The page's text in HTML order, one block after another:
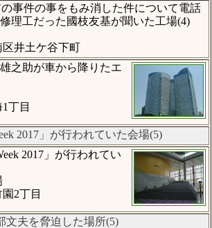
事件の事をもみ消した件について電話
理工だった國枝友基が聞いた工場(4)
井土ケ谷下町
之助が車から降りたエ
丁目
2017」が行われていた会場(5)
2017」が行われてい
2丁目
文夫を脅迫した場所(5)